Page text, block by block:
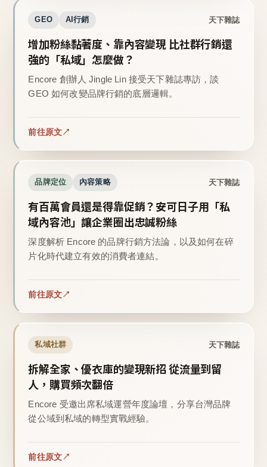
GEO AI行銷 天下雜誌
增加粉絲黏著度、靠內容變現 比社群行銷還
強的「私域」怎麼做？
Encore 創辦人 Jingle Lin 接受天下雜誌專訪，談
GEO 如何改變品牌行銷的底層邏輯。
前往原文
品牌定位 內容策略 天下雜誌
有百萬會員還是得靠促銷？安可日子用「私
域內容池」讓企業圈出忠誠粉絲
深度解析 Encore 的品牌行銷方法論，以及如何在碎
片化時代建立有效的消費者連結。
前往原文
私域社群 天下雜誌
拆解全家、優衣庫的變現新招 從流量到留
人，購買頻次翻倍
Encore 受邀出席私域運營年度論壇，分享台灣品牌
從公域到私域的轉型實戰經驗。
前往原文